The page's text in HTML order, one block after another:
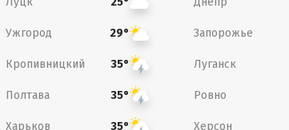
Ужгород 29° Запорожье
Кропивницкий 35° Луганск
Полтава 35° Ровно
Харьков 35° Херсон